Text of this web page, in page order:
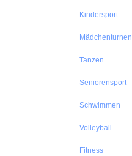
Kindersport
Mädchenturnen
Tanzen
Seniorensport
Schwimmen
Volleyball
Fitness